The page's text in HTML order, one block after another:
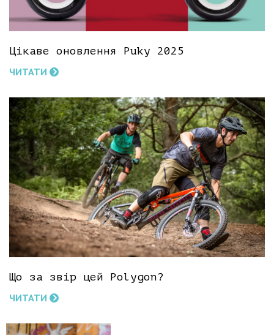
Цікаве оновлення Puky 2025
ЧИТАТИ
Що за звір цей Polygon?
ЧИТАТИ